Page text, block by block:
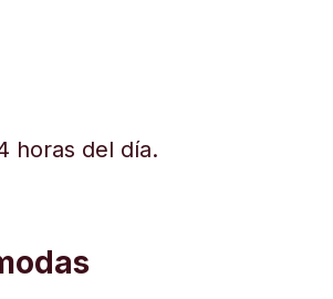
horas del día.